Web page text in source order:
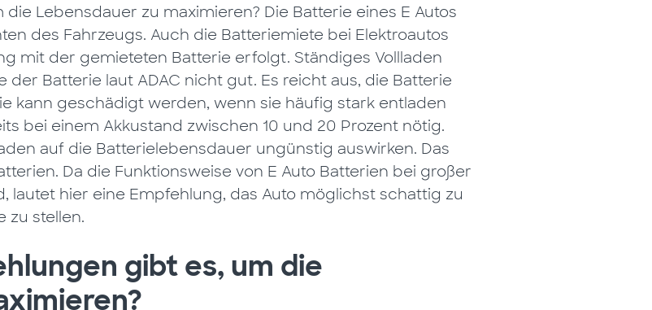
Lebensdauer zu maximieren? Die Batterie eines E Autos
des Fahrzeugs. Auch die Batteriemiete bei Elektroautos
mit der gemieteten Batterie erfolgt. Ständiges Vollladen
Batterie laut ADAC nicht gut. Es reicht aus, die Batterie
kann geschädigt werden, wenn sie häufig stark entladen
bei einem Akkustand zwischen 10 und 20 Prozent nötig.
auf die Batterielebensdauer ungünstig auswirken. Das
Da die Funktionsweise von E Auto Batterien bei großer
lautet hier eine Empfehlung, das Auto möglichst schattig zu
zu stellen.
gibt es, um die